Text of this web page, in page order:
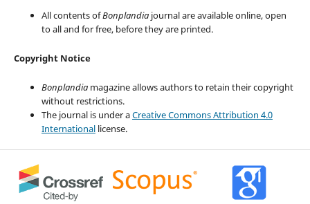
All contents ofBonplandiajournal are available online, open
to all and for free, before they are printed.
Copyright Notice
Bonplandiamagazine allows authors to retain their copyright
without restrictions.
The journal is under aCreative Commons Attribution 4.0
Internationallicense.